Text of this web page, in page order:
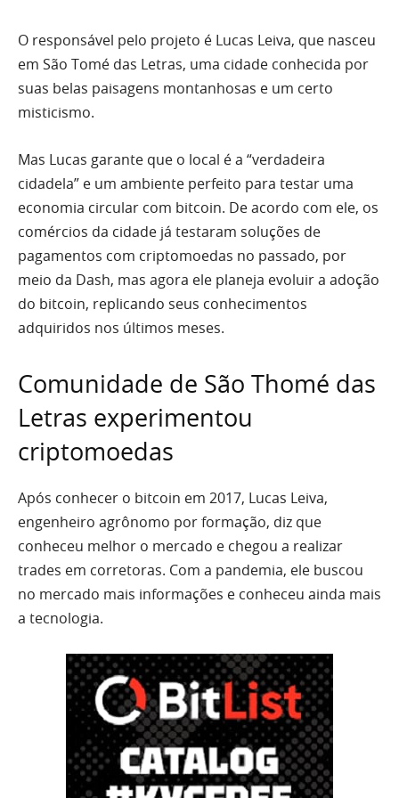
O responsável pelo projeto é Lucas Leiva, que nasceu
em São Tomé das Letras, uma cidade conhecida por
suas belas paisagens montanhosas e um certo
misticismo.
Mas Lucas garante que o local é a “verdadeira
cidadela” e um ambiente perfeito para testar uma
economia circular com bitcoin. De acordo com ele, os
comércios da cidade já testaram soluções de
pagamentos com criptomoedas no passado, por
meio da Dash, mas agora ele planeja evoluir a adoção
do bitcoin, replicando seus conhecimentos
adquiridos nos últimos meses.
Comunidade de São Thomé das
Letras experimentou
criptomoedas
Após conhecer o bitcoin em 2017, Lucas Leiva,
engenheiro agrônomo por formação, diz que
conheceu melhor o mercado e chegou a realizar
trades em corretoras. Com a pandemia, ele buscou
no mercado mais informações e conheceu ainda mais
a tecnologia.